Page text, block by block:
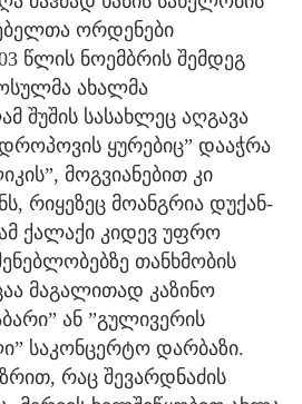
ორდენები
წლის ნოემბრის შემდეგ
ახალმა
შუშის სასახლეც აღგავა
ყურებიც” დააჭრა
მოგვიანებით კი
რიყეზეც მოანგრია დუქან-
ქალაქი კიდევ უფრო
თანხმობის
მაგალითად კაზინო
ან ”გულივერის
საკონცერტო დარბაზი.
რაც შევარდნაძის